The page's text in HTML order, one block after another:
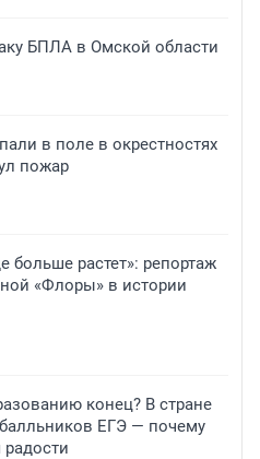
БПЛА в Омской области
в поле в окрестностях
пожар
больше растет»: репортаж
«Флоры» в истории
конец? В стране
ЕГЭ — почему